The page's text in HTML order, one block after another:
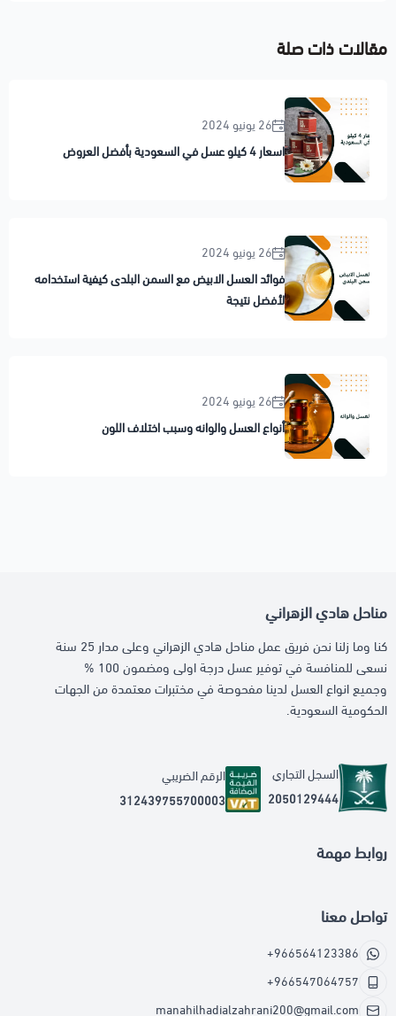
مقالات ذات صلة
26 يونيو 2024
اسعار 4 كيلو عسل في السعودية بأفضل العروض
26 يونيو 2024
فوائد العسل الابيض مع السمن البلدى كيفية استخدامه
لأفضل نتيجة
26 يونيو 2024
أنواع العسل والوانه وسبب اختلاف اللون
مناحل هادي الزهراني
كنا وما زلنا نحن فريق عمل مناحل هادي الزهراني وعلى مدار 25 سنة
نسعى للمنافسة في توفير عسل درجة اولى ومضمون 100 %
وجميع انواع العسل لدينا مفحوصة في مختبرات معتمدة من الجهات
الحكومية السعودية.
السجل التجاري
2050129444
الرقم الضريبي
312439755700003
روابط مهمة
تواصل معنا
+966564123386
+966547064757
manahilhadialzahrani200@gmail.com